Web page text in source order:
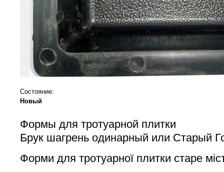
Состояние:
Новый
Формы для тротуарной плитки
Брук шагрень одинарный или Старый
Форми для тротуарної плитки старе